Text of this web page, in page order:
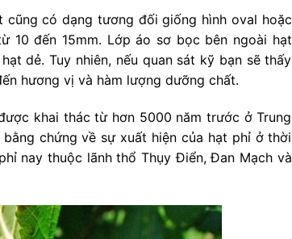
có dạng tương đối giống hình oval hoặc
10 đến 15mm. Lớp áo sơ bọc bên ngoài hạt
dẻ. Tuy nhiên, nếu quan sát kỹ bạn sẽ thấy
hương vị và hàm lượng dưỡng chất.
khai thác từ hơn 5000 năm trước ở Trung
chứng về sự xuất hiện của hạt phỉ ở thời
nay thuộc lãnh thổ Thụy Điển, Đan Mạch và